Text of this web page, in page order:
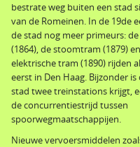
bestrate weg buiten een stad
van de Romeinen. In de 19de
de stad nog meer primeurs:
(1864), de stoomtram (1879)
elektrische tram (1890) rijden
eerst in Den Haag. Bijzonder
stad twee treinstations krijgt,
de concurrentiestrijd tussen
spoorwegmaatschappijen.
Nieuwe vervoersmiddelen